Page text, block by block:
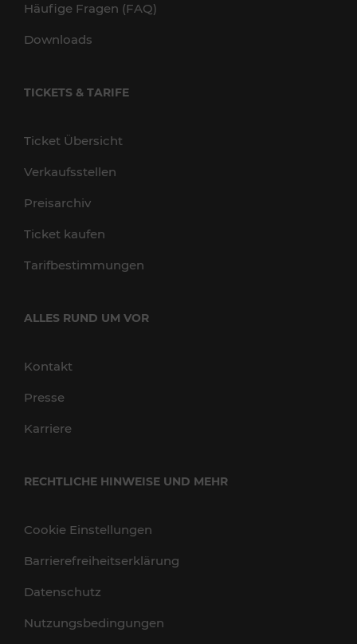
Häufige Fragen (FAQ)
Downloads
TICKETS & TARIFE
Ticket Übersicht
Verkaufsstellen
Preisarchiv
Ticket kaufen
Tarifbestimmungen
ALLES RUND UM VOR
Kontakt
Presse
Karriere
RECHTLICHE HINWEISE UND MEHR
Cookie Einstellungen
Barrierefreiheitserklärung
Datenschutz
Nutzungsbedingungen